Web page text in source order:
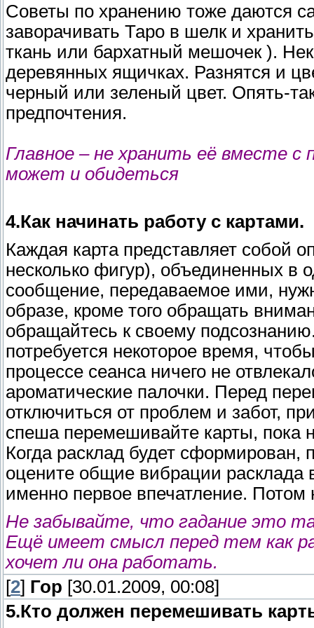
Советы по хранению тоже даются
заворачивать Таро в шелк и
ткань или бархатный мешочек ).
деревянных ящичках. Разнятся и
черный или зеленый цвет. Опять-
предпочтения.
Главное – не хранить её вместе с
может и обидеться
4.Как начинать работу с картами.
Каждая карта представляет собой
несколько фигур), объединенных в
сообщение, передаваемое ими,
образе, кроме того обращать
обращайтесь к своему
потребуется некоторое время,
процессе сеанса ничего не
ароматические палочки. Перед
отключиться от проблем и забот,
спеша перемешивайте карты, пока
Когда расклад будет сформирован,
оцените общие вибрации расклада
именно первое впечатление. Потом
Не забывайте, что гадание это
Ещё имеет смысл перед тем как
хочет ли она работать.
[2] Гор [30.01.2009, 00:08]
5.Кто должен перемешивать